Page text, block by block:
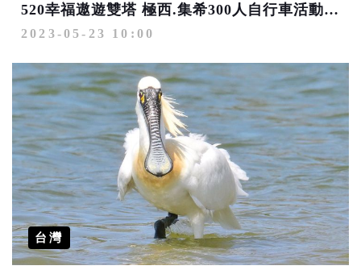
520幸福遨遊雙塔 極西.集希300人自行車活動 6月再啟程
2023-05-23 10:00
台灣